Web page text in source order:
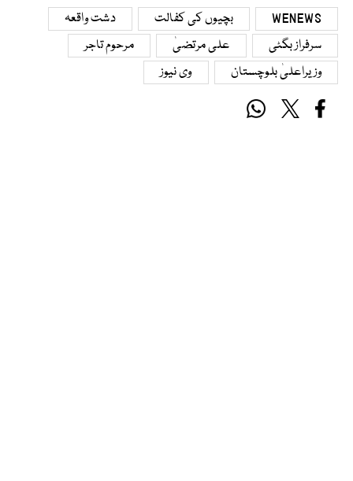
WENEWS بچیوں کی کفالت
دشت واقعہ
سرفراز بگٹی
علی مرتضیٰ
مرحوم تاجر
وزیراعلیٰ بلوچستان
وی نیوز